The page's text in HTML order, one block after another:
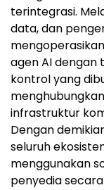
terintegrasi.
data, dan
agen AI dengan
kontrol yang
infrastruktur
Dengan
seluruh
menggunakan
penyedia